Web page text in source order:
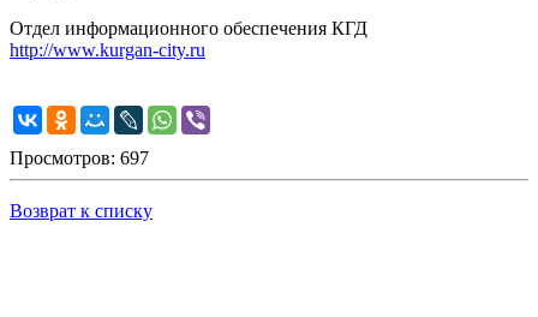
Отдел информационного обеспечения КГД
http://www.kurgan-city.ru
Просмотров: 697
Возврат к списку